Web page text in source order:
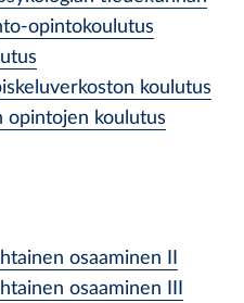
opintokoulutus
koulutus
opintojen koulutus
osaaminen II
osaaminen III